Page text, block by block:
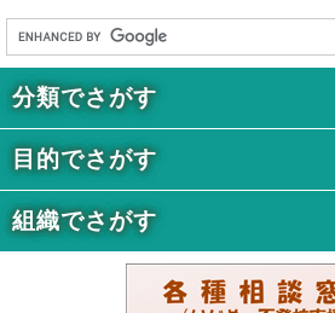
分類でさがす
目的でさがす
組織でさがす